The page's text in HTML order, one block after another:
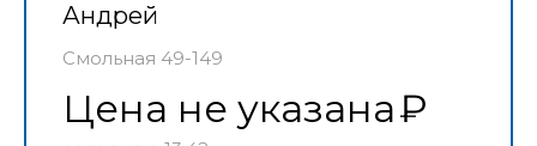
Андрей
Смольная 49-149
Цена не указана